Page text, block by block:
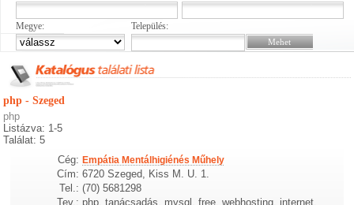
Megye: Település:
php - Szeged
php
Listázva: 1-5
Találat: 5
Cég: Empátia Mentálhigiénés Műhely
Cím: 6720 Szeged, Kiss M. U. 1.
Tel.: (70) 5681298
Tev.: php, tanácsadás, mysql, free, webhosting, internet,